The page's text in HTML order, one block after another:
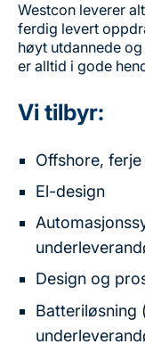
Westcon leverer
ferdig levert
høyt utdannede
er alltid i gode
Vi tilbyr:
Offshore,
El-design
Design og
Batteriløsning